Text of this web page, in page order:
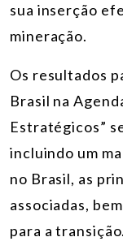
sua inserção
mineração.
Os resultados
Brasil na
Estratégicos”
incluindo um
no Brasil, as
associadas,
para a transição.